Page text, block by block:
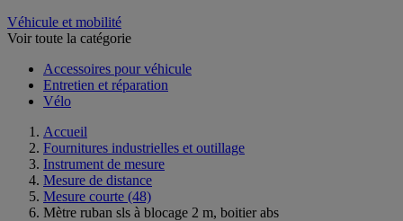
Véhicule et mobilité
Voir toute la catégorie
Accessoires pour véhicule
Entretien et réparation
Vélo
Accueil
Fournitures industrielles et outillage
Instrument de mesure
Mesure de distance
Mesure courte (48)
Mètre ruban sls à blocage 2 m, boitier abs